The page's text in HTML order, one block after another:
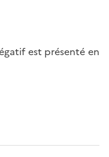
est présenté en